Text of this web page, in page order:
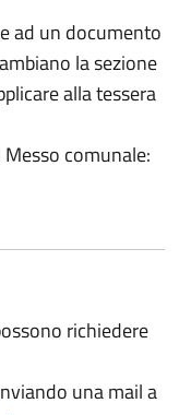
ad un documento
la sezione
alla tessera
comunale:
richiedere
una mail a